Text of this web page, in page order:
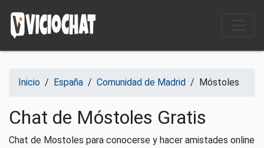
Inicio / España / Comunidad de Madrid / Móstoles
Chat de Móstoles Gratis
Chat de Mostoles para conocerse y hacer amistades online